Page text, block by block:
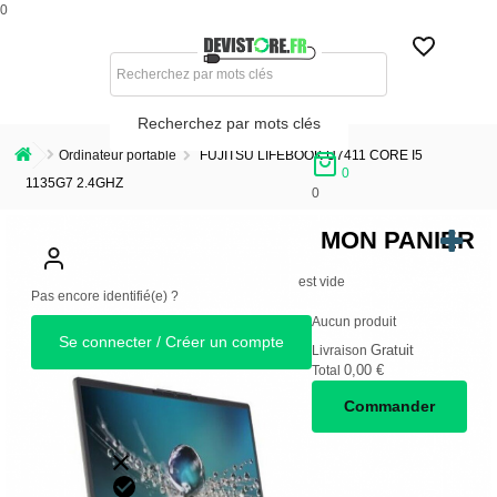
0
Recherchez par mots clés
Pas encore identifié(e) ?
Se connecter / Créer un compte
0
0
MON PANIER
est vide
Aucun produit
Livraison Gratuit
Total 0,00 €
Commander
Ordinateur portable
FUJITSU LIFEBOOK U7411 CORE I5
1135G7 2.4GHZ